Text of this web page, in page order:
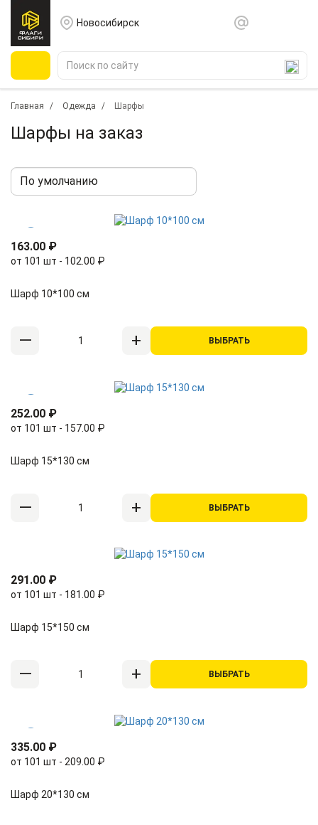
Новосибирск
Главная Одежда Шарфы
Шарфы на заказ
163.00 ₽
от 101 шт - 102.00 ₽
Шарф 10*100 см
ВЫБРАТЬ
252.00 ₽
от 101 шт - 157.00 ₽
Шарф 15*130 см
ВЫБРАТЬ
291.00 ₽
от 101 шт - 181.00 ₽
Шарф 15*150 см
ВЫБРАТЬ
335.00 ₽
от 101 шт - 209.00 ₽
Шарф 20*130 см